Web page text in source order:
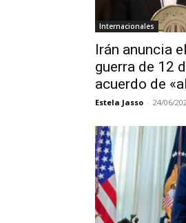
Internacionales
Irán anuncia
guerra de 12
acuerdo de
Estela Jasso - 24/06/